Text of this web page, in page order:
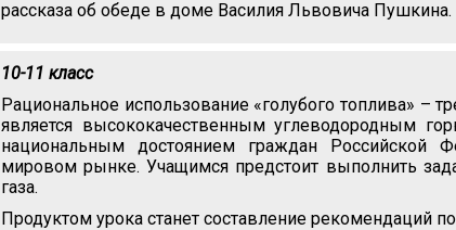
рассказа об обеде в доме Василия Львовича Пушкина.
10-11 класс
Рациональное использование «голубого топлива» –
является высококачественным углеводородным
национальным достоянием граждан
мировом рынке. Учащимся предстоит выполнить
газа.
Продуктом урока станет составление рекомендаций